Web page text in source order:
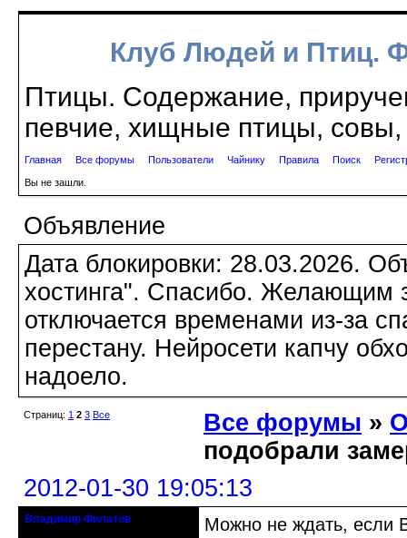
Клуб Людей и Птиц.
Птицы. Содержание,
певчие, хищные птицы, совы,
Главная Все форумы Пользователи Чайнику Правила Поиск
Вы не зашли.
Объявление
Дата блокировки: 28.03.2026.
хостинга". Спасибо. Желающим
отключается временами из-за
перестану. Нейросети капчу
надоело.
Страниц: 1 2 3 Все Все форумы »
подобрали
2012-01-30 19:05:13
Владимир Филатов
Можно не ждать, если